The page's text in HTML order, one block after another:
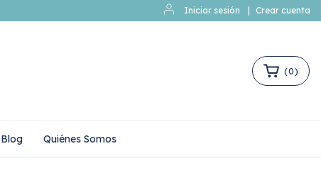
Iniciar sesión Crear cuenta
(0)
Blog Quiénes Somos